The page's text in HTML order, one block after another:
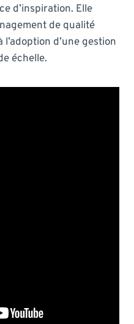
d’inspiration. Elle
de qualité
d’une gestion
échelle.